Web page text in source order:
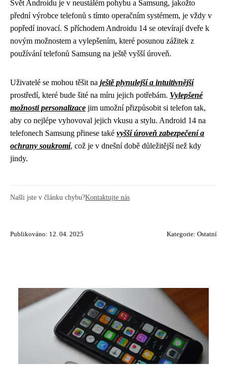
Svět Androidu je v neustálém pohybu a Samsung, jakožto
přední výrobce telefonů s tímto operačním systémem, je vždy v
popředí inovací. S příchodem Androidu 14 se otevírají dveře k
novým možnostem a vylepšením, které posunou zážitek z
používání telefonů Samsung na ještě vyšší úroveň.
Uživatelé se mohou těšit na ještě plynulejší a intuitivnější
prostředí, které bude šité na míru jejich potřebám. Vylepšené
možnosti personalizace jim umožní přizpůsobit si telefon tak,
aby co nejlépe vyhovoval jejich vkusu a stylu. Android 14 na
telefonech Samsung přinese také vyšší úroveň zabezpečení a
ochrany soukromí, což je v dnešní době důležitější než kdy
jindy.
Našli jste v článku chybu?Kontaktujte nás
Publikováno: 12. 04. 2025 Kategorie: Ostatní